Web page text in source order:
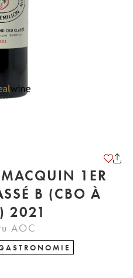
1ER
B (CBO À
2021
AOC